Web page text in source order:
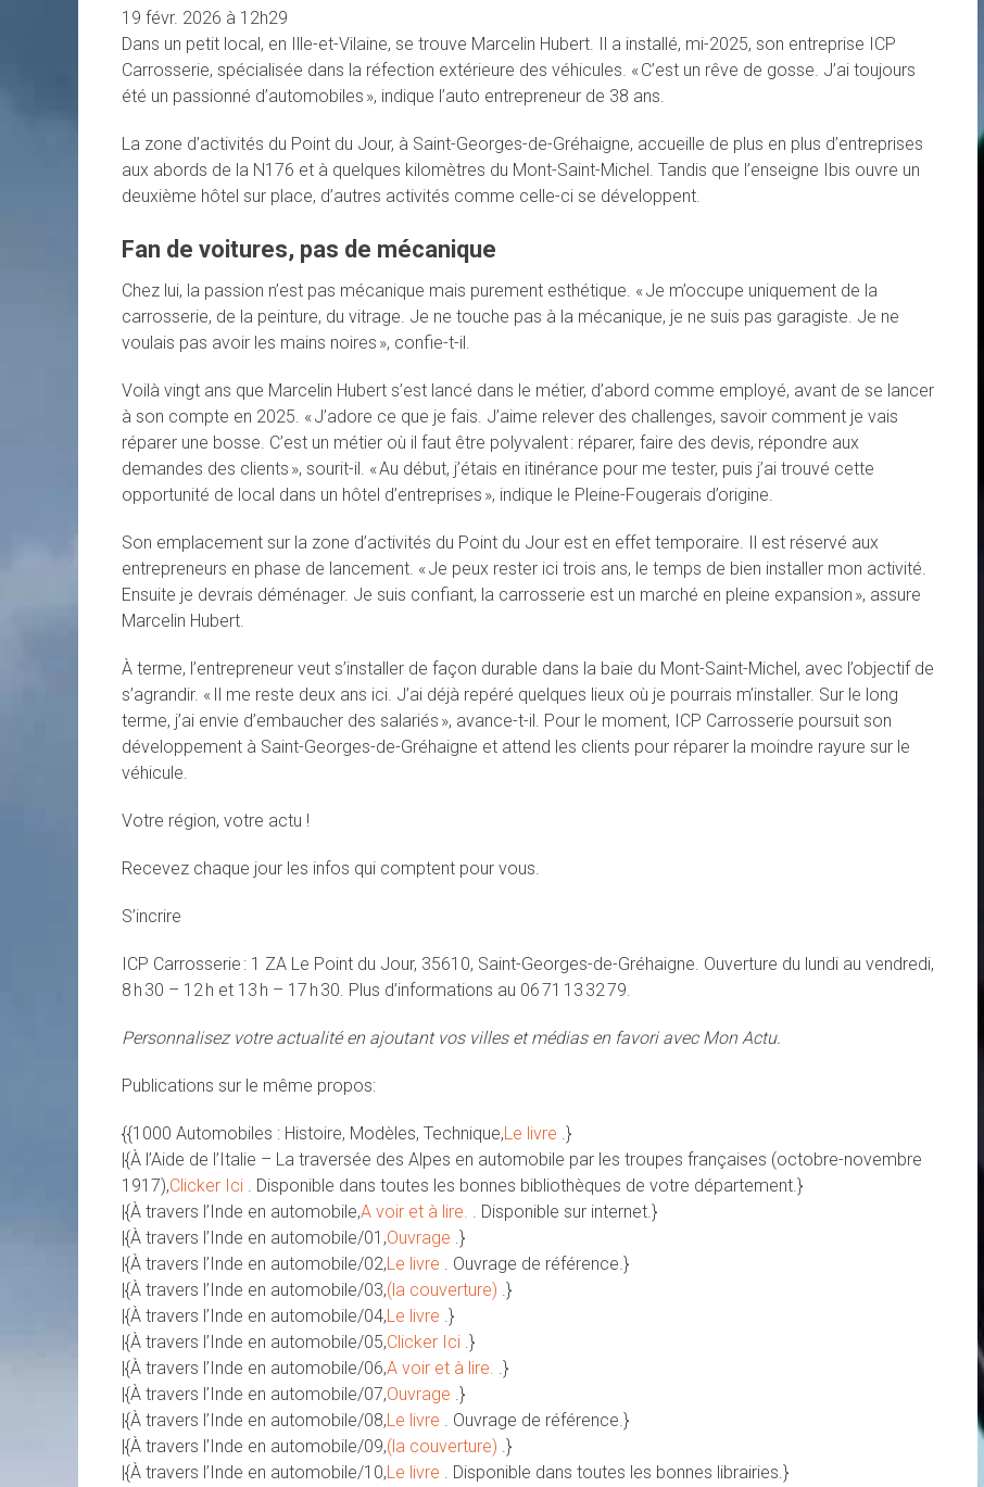
19 févr. 2026 à 12h29
Dans un petit local, en Ille-et-Vilaine, se trouve Marcelin Hubert. Il a installé, mi-2025, son entreprise ICP
Carrosserie, spécialisée dans la réfection extérieure des véhicules. « C’est un rêve de gosse. J’ai toujours
été un passionné d’automobiles », indique l’auto entrepreneur de 38 ans.
La zone d’activités du Point du Jour, à Saint-Georges-de-Gréhaigne, accueille de plus en plus d’entreprises
aux abords de la N176 et à quelques kilomètres du Mont-Saint-Michel. Tandis que l’enseigne Ibis ouvre un
deuxième hôtel sur place, d’autres activités comme celle-ci se développent.
Fan de voitures, pas de mécanique
Chez lui, la passion n’est pas mécanique mais purement esthétique. « Je m’occupe uniquement de la
carrosserie, de la peinture, du vitrage. Je ne touche pas à la mécanique, je ne suis pas garagiste. Je ne
voulais pas avoir les mains noires », confie-t-il.
Voilà vingt ans que Marcelin Hubert s’est lancé dans le métier, d’abord comme employé, avant de se lancer
à son compte en 2025. « J’adore ce que je fais. J’aime relever des challenges, savoir comment je vais
réparer une bosse. C’est un métier où il faut être polyvalent : réparer, faire des devis, répondre aux
demandes des clients », sourit-il. « Au début, j’étais en itinérance pour me tester, puis j’ai trouvé cette
opportunité de local dans un hôtel d’entreprises », indique le Pleine-Fougerais d’origine.
Son emplacement sur la zone d’activités du Point du Jour est en effet temporaire. Il est réservé aux
entrepreneurs en phase de lancement. « Je peux rester ici trois ans, le temps de bien installer mon activité.
Ensuite je devrais déménager. Je suis confiant, la carrosserie est un marché en pleine expansion », assure
Marcelin Hubert.
À terme, l’entrepreneur veut s’installer de façon durable dans la baie du Mont-Saint-Michel, avec l’objectif de
s’agrandir. « Il me reste deux ans ici. J’ai déjà repéré quelques lieux où je pourrais m’installer. Sur le long
terme, j’ai envie d’embaucher des salariés », avance-t-il. Pour le moment, ICP Carrosserie poursuit son
développement à Saint-Georges-de-Gréhaigne et attend les clients pour réparer la moindre rayure sur le
véhicule.
Votre région, votre actu !
Recevez chaque jour les infos qui comptent pour vous.
S’incrire
ICP Carrosserie : 1 ZA Le Point du Jour, 35610, Saint-Georges-de-Gréhaigne. Ouverture du lundi au vendredi,
8 h 30 – 12 h et 13 h – 17 h 30. Plus d’informations au 06 71 13 32 79.
Personnalisez votre actualité en ajoutant vos villes et médias en favori avec Mon Actu.
Publications sur le même propos:
{{1000 Automobiles : Histoire, Modèles, Technique,Le livre .}
|{À l’Aide de l’Italie – La traversée des Alpes en automobile par les troupes françaises (octobre-novembre
1917),Clicker Ici . Disponible dans toutes les bonnes bibliothèques de votre département.}
|{À travers l’Inde en automobile,A voir et à lire. . Disponible sur internet.}
|{À travers l’Inde en automobile/01,Ouvrage .}
|{À travers l’Inde en automobile/02,Le livre . Ouvrage de référence.}
|{À travers l’Inde en automobile/03,(la couverture) .}
|{À travers l’Inde en automobile/04,Le livre .}
|{À travers l’Inde en automobile/05,Clicker Ici .}
|{À travers l’Inde en automobile/06,A voir et à lire. .}
|{À travers l’Inde en automobile/07,Ouvrage .}
|{À travers l’Inde en automobile/08,Le livre . Ouvrage de référence.}
|{À travers l’Inde en automobile/09,(la couverture) .}
|{À travers l’Inde en automobile/10,Le livre . Disponible dans toutes les bonnes librairies.}